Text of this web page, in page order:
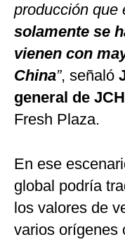
producción que
solamente se
vienen con
China”, señaló
general de
Fresh Plaza.
En ese
global podría
los valores de
varios orígenes